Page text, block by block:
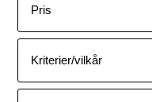
Pris
Kriterier/vilkår